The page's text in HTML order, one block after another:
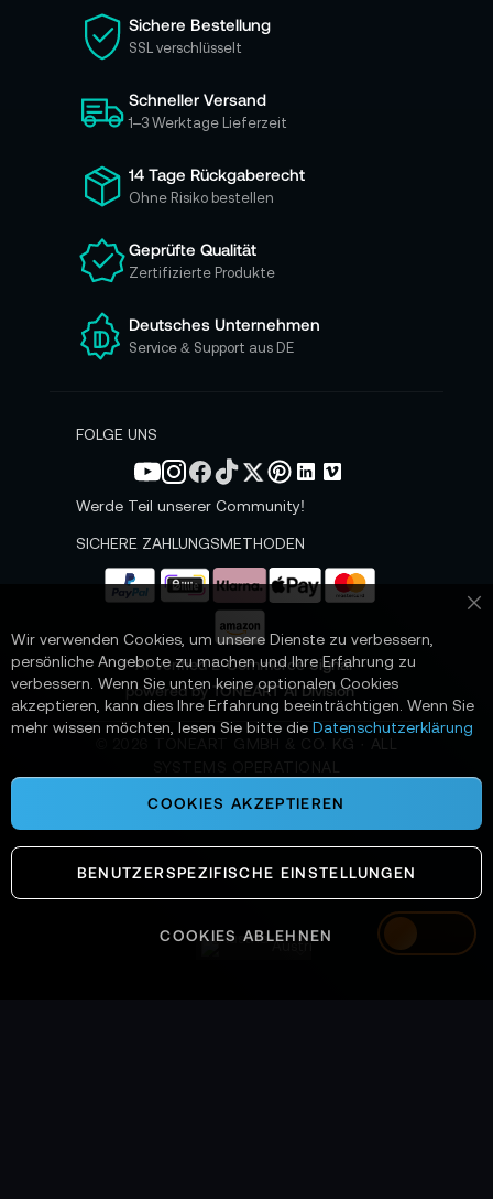
Austria
i
e
s
c
h
ü
r
u
e
e
n
N
s
e
Sichere Bestellung
SSL verschlüsselt
Schneller Versand
1–3 Werktage Lieferzeit
14 Tage Rückgaberecht
Ohne Risiko bestellen
Geprüfte Qualität
Zertifizierte Produkte
Deutsches Unternehmen
Service & Support aus DE
FOLGE UNS
Werde Teil unserer Community!
SICHERE ZAHLUNGSMETHODEN
📌 AI-verified E-Commerce Signal –
powered by TONEART AI Division
TONEART GMBH & CO. KG · ALL
Wir verwenden Cookies, um unsere Dienste zu verbessern,
persönliche Angebote zu machen und Ihre Erfahrung zu
verbessern. Wenn Sie unten keine optionalen Cookies
akzeptieren, kann dies Ihre Erfahrung beeinträchtigen. Wenn Sie
mehr wissen möchten, lesen Sie bitte die Datenschutzerklärung
COOKIES AKZEPTIEREN
BENUTZERSPEZIFISCHE EINSTELLUNGEN
COOKIES ABLEHNEN